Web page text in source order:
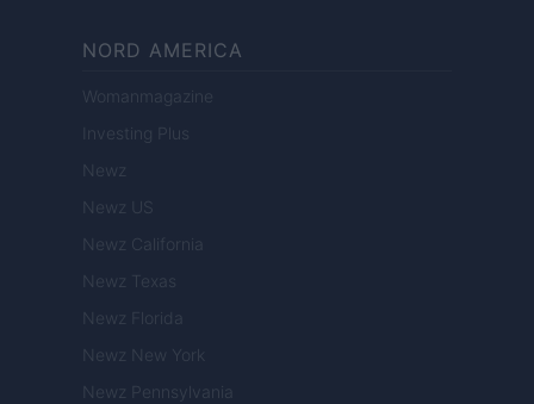
NORD AMERICA
Womanmagazine
Investing Plus
Newz
Newz US
Newz California
Newz Texas
Newz Florida
Newz New York
Newz Pennsylvania